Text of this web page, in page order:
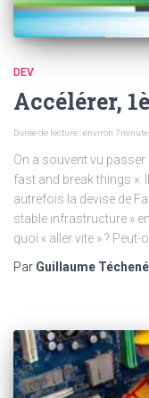
DEV
Accélérer,
Durée de lecture : environ 7
On a souvent vu
fast and break things ».
autrefois la devise de
stable infrastructure »
quoi « aller vite » ?
Par Guillaume Téchené